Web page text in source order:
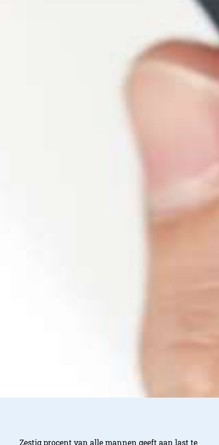
Met dit
scheer je
dag
irritatie!
Zestig procent van alle mannen geeft aan last te